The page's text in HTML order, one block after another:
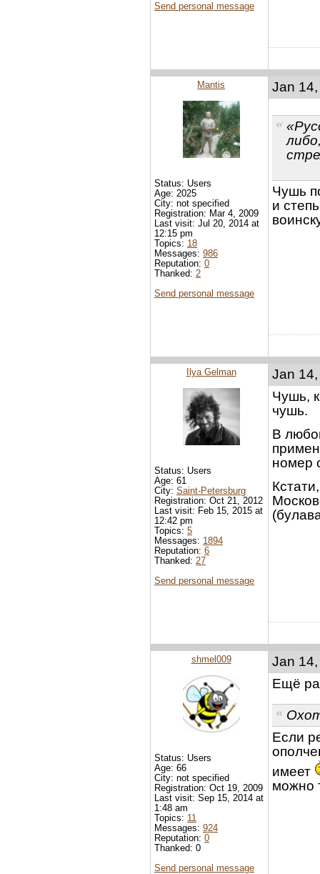
Send personal message
Jan
Чушь
и
Mantis
Status: Users
Age: 2025
City: not specified
Registration: Mar 4, 2009
Last visit: Jul 20, 2014 at
12:15 pm
Topics: 18
Messages: 986
Reputation: 0
Thanked: 2
Send personal message
Jan
Чушь,
чушь.
В
номер
Ilya Gelman
Status: Users
Age: 61
City: Saint-Petersburg
Registration: Oct 21, 2012
Last visit: Feb 15, 2015 at
12:42 pm
Topics: 5
Messages: 1894
Reputation: 6
Thanked: 27
Send personal message
Jan
Ещё
Если
имеет
можно
shmel009
Status: Users
Age: 66
City: not specified
Registration: Oct 19, 2009
Last visit: Sep 15, 2014 at
1:48 am
Topics: 11
Messages: 924
Reputation: 0
Thanked: 0
Send personal message